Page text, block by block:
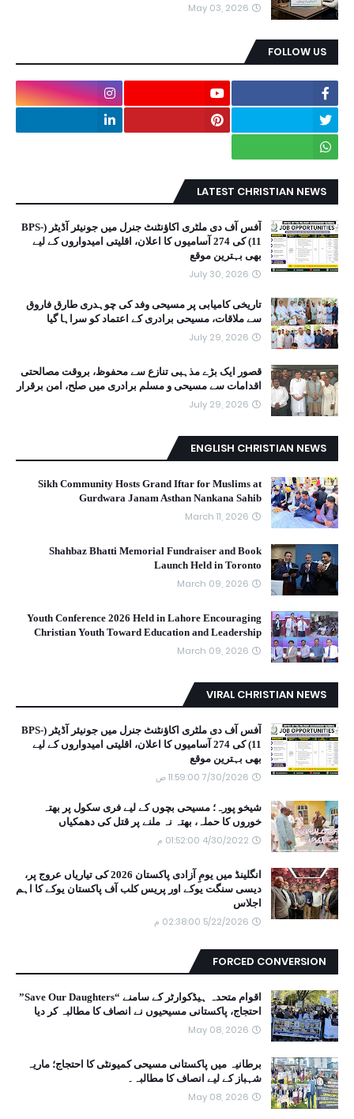
May 03, 2026
FOLLOW US
LATEST CHRISTIAN NEWS
آفس آف دی ملٹری اکاؤنٹنٹ جنرل میں جونیئر آڈیٹر (BPS-
11) کی 274 آسامیوں کا اعلان، اقلیتی امیدواروں کے لیے
بھی بہترین موقع
July 30, 2026
تاریخی کامیابی پر مسیحی وفد کی چوہدری طارق فاروق
سے ملاقات، مسیحی برادری کے اعتماد کو سراہا گیا
July 29, 2026
قصور ایک بڑے مذہبی تنازع سے محفوظ، بروقت مصالحتی
اقدامات سے مسیحی و مسلم برادری میں صلح، امن برقرار
July 29, 2026
ENGLISH CHRISTIAN NEWS
Sikh Community Hosts Grand Iftar for Muslims at
Gurdwara Janam Asthan Nankana Sahib
March 11, 2026
Shahbaz Bhatti Memorial Fundraiser and Book
Launch Held in Toronto
March 09, 2026
Youth Conference 2026 Held in Lahore Encouraging
Christian Youth Toward Education and Leadership
March 09, 2026
VIRAL CHRISTIAN NEWS
آفس آف دی ملٹری اکاؤنٹنٹ جنرل میں جونیئر آڈیٹر (BPS-
11) کی 274 آسامیوں کا اعلان، اقلیتی امیدواروں کے لیے
بھی بہترین موقع
7/30/2026 11:59:00 ص
شیخو پورہ؛ مسیحی بچوں کے لیے فری سکول پر بھتہ
خوروں کا حملہ، بھتہ نہ ملنے پر قتل کی دھمکیاں
4/30/2022 01:52:00 م
انگلینڈ میں یومِ آزادی پاکستان 2026 کی تیاریاں عروج پر،
دیسی سنگت یوکے اور پریس کلب آف پاکستان یوکے کا اہم
اجلاس
5/22/2026 02:38:00 م
FORCED CONVERSION
اقوام متحدہ ہیڈکوارٹر کے سامنے “Save Our Daughters”
احتجاج، پاکستانی مسیحیوں نے انصاف کا مطالبہ کر دیا
May 08, 2026
برطانیہ میں پاکستانی مسیحی کمیونٹی کا احتجاج؛ ماریہ
شہباز کے لیے انصاف کا مطالبہ۔
May 08, 2026